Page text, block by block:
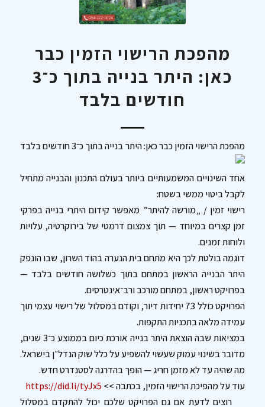
מהפכת הרישוי הזמין כבר
כאן: היתר בנייה בתוך כ־3
חודשים בלבד
מהפכת הרישוי הזמין כבר כאן: היתר בנייה בתוך כ־3 חודשים בלבד
אחד השינויים המשמעותיים ביותר בעולם התכנון והבנייה מתחיל
לקבל ביטוי ממשי בשטח:
רישוי זמין / „מורשה להיתר” מאפשר קידום היתרי בנייה בפרקי
זמן קצרים במיוחד — תוך צמצום דרמטי של בירוקרטיה, עלויות
ולוחות זמנים.
דוגמה בולטת לכך היא מתחם בית הנערה בהוד השרון, שבו הונפק
היתר הבנייה הראשון במתחם בתוך כשלושה חודשים בלבד —
בפרויקט ראשון, במתחם מורכב ורב־אינטרסים.
הפרויקט כולל 73 יחידות דיור, וקודם במסלול של רישוי עצמי תוך
עמידה מלאה בתכניות התקפות.
במציאות שבה הוצאת היתר בנייה אורכת כיום בממוצע כ־3 שנים,
מדובר בשינוי עמוק שעשוי להשפיע על כלל שוק הנדל״ן בישראל.
מה שהיה עד לא מזמן חריג — הופך בהדרגה לסטנדרט חדש.
עוד על מהפיכת הרישוי הזמין, בכתבה >> https://did.li/tyJx5
רוצים לדעת אם גם הפרויקט שלכם יכול להתקדם במסלול